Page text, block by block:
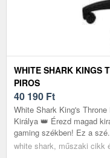
WHITE SHARK KINGS
PIROS
40 190 Ft
White Shark King's
Királya 👑 Érezd magad
gaming székben! Ez a
white shark, műszaki cikk